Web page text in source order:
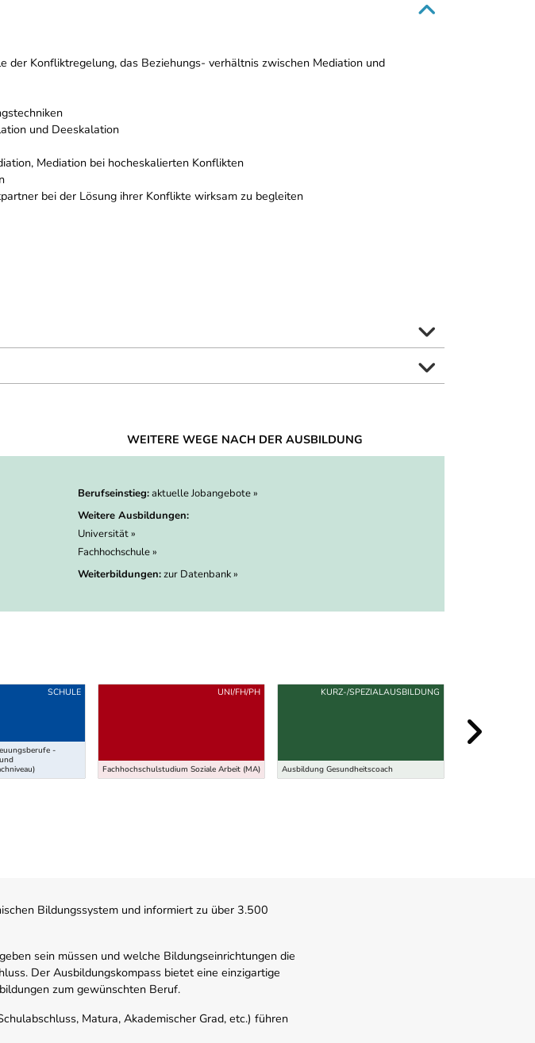
Konfliktregelung, das Beziehungs- verhältnis zwischen Mediation und
und Deeskalation
Mediation bei hocheskalierten Konflikten
bei der Lösung ihrer Konflikte wirksam zu begleiten
WEITERE WEGE NACH DER AUSBILDUNG
Berufseinstieg:aktuelle Jobangebote »
Weitere Ausbildungen:
Universität »
Fachhochschule »
Weiterbildungen:zur Datenbank »
-
SCHULE
Fachhochschulstudium Soziale Arbeit (MA)
UNI/FH/PH
Ausbildung Gesundheitscoach
KURZ-/SPEZIALAUSBILDUNG
Bildungssystem und informiert zu über 3.500
sein müssen und welche Bildungseinrichtungen die
Der Ausbildungskompass bietet eine einzigartige
zum gewünschten Beruf.
Matura, Akademischer Grad, etc.) führen